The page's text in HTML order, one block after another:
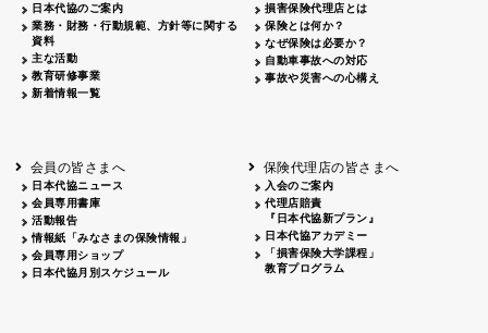
日本代協のご案内
業務・財務・行動規範、方針等に関する
資料
主な活動
教育研修事業
新着情報一覧
損害保険代理店とは
保険とは何か？
なぜ保険は必要か？
自動車事故への対応
事故や災害への心構え
会員の皆さまへ
日本代協ニュース
会員専用書庫
活動報告
情報紙「みなさまの保険情報」
会員専用ショップ
日本代協月別スケジュール
保険代理店の皆さまへ
入会のご案内
代理店賠責
『日本代協新プラン』
日本代協アカデミー
「損害保険大学課程」
教育プログラム